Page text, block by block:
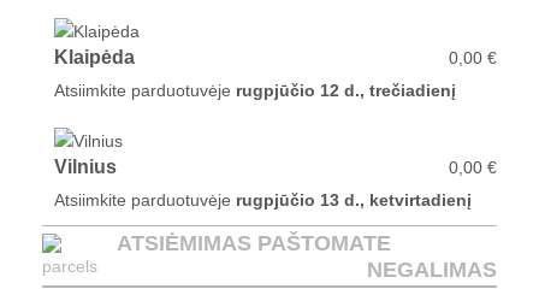
Klaipėda
0,00 €
Atsiimkite parduotuvėje rugpjūčio 12 d., trečiadienį
Vilnius
0,00 €
Atsiimkite parduotuvėje rugpjūčio 13 d., ketvirtadienį
ATSIĖMIMAS PAŠTOMATE
NEGALIMAS